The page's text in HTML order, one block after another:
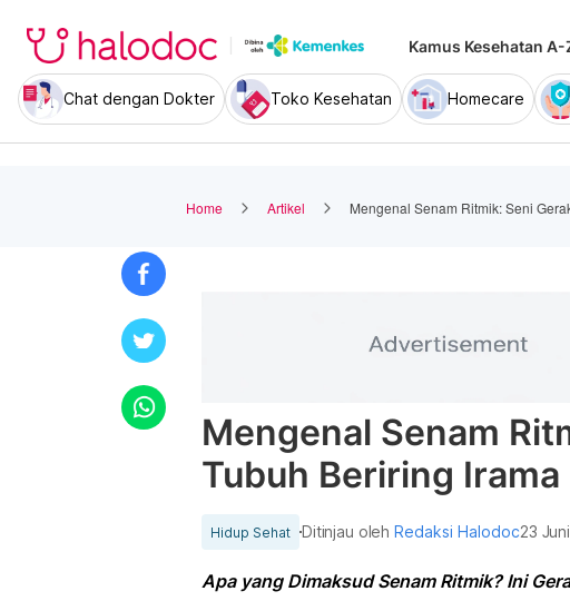
Kamus Kesehatan A-
Chat dengan Dokter Toko Kesehatan Homecare
Home Artikel Mengenal Senam Ritmik: Seni
Mengenal Senam
Tubuh Beriring Irama
Hidup Sehat Ditinjau olehRedaksi Halodoc23
Apa yang Dimaksud Senam Ritmik? Ini